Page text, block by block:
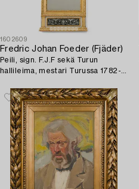
1602609
Fredric Johan Foeder (Fjäder)
Peili, sign. F.J.F sekä Turun
hallileima, mestari Turussa 1782-